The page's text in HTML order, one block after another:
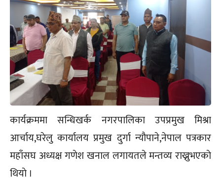
कार्यक्रममा सन्धिखर्क नगरपालिका उपप्रमुख मिश्रा
आर्चाय,घरेलु कार्यालय प्रमुख दुर्गा न्याैपाने,नेपाल पत्रकार
महाँसघ अध्यक्ष गणेश खनाल लगायतले मन्तव्य राख्नुभएकाे
थियाे ।